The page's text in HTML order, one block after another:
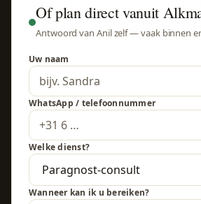
Of plan direct vanuit
Antwoord van Anil zelf — vaak binnen
Uw naam
WhatsApp / telefoonnummer
Welke dienst?
Wanneer kan ik u bereiken?